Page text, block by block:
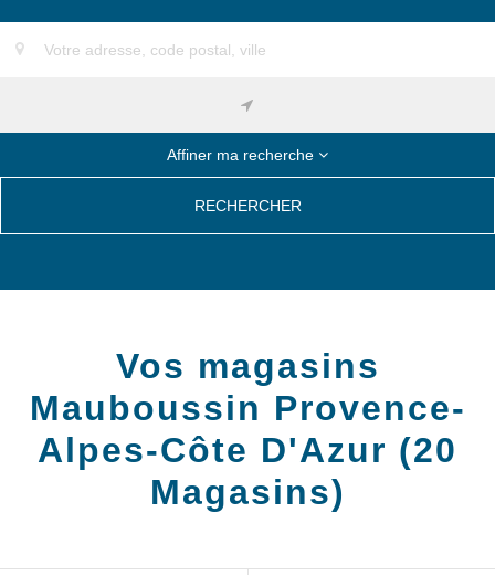
Affiner ma recherche
RECHERCHER
Vos magasins
Mauboussin Provence-
Alpes-Côte D'Azur (20
Magasins)